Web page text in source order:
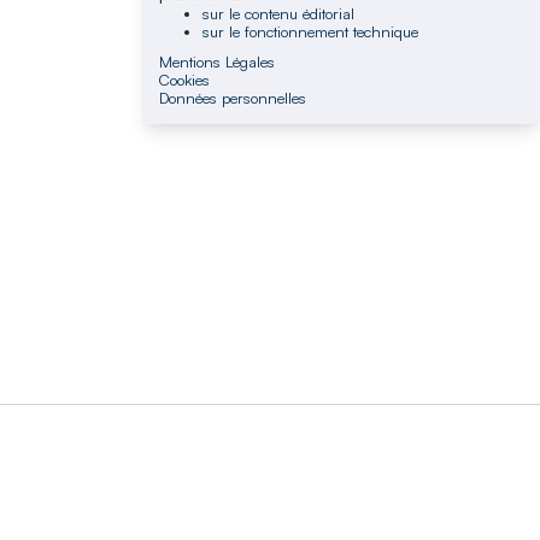
sur le contenu éditorial
sur le fonctionnement technique
Mentions Légales
Cookies
Données personnelles